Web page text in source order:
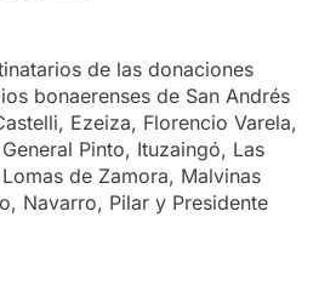
de las donaciones
bonaerenses de San Andrés
Ezeiza, Florencio Varela,
Pinto, Ituzaingó, Las
de Zamora, Malvinas
Navarro, Pilar y Presidente